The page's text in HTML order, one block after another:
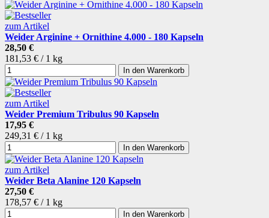
zum Artikel
Weider Arginine + Ornithine 4.000 - 180 Kapseln
28,50 €
181,53 € / 1 kg
In den Warenkorb
zum Artikel
Weider Premium Tribulus 90 Kapseln
17,95 €
249,31 € / 1 kg
In den Warenkorb
zum Artikel
Weider Beta Alanine 120 Kapseln
27,50 €
178,57 € / 1 kg
In den Warenkorb